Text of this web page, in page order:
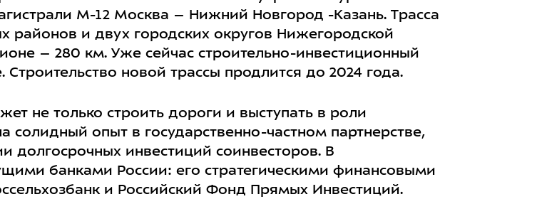
М-12 Москва – Нижний Новгород -Казань. Трасса
районов и двух городских округов Нижегородской
– 280 км. Уже сейчас строительно-инвестиционный
Строительство новой трассы продлится до 2024 года.
не только строить дороги и выступать в роли
солидный опыт в государственно-частном партнерстве,
долгосрочных инвестиций соинвесторов. В
банками России: его стратегическими финансовыми
и Российский Фонд Прямых Инвестиций.